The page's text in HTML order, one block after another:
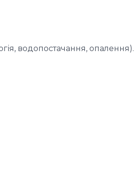
водопостачання, опалення).